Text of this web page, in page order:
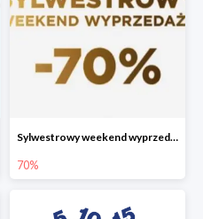
Sylwestrowy weekend wyprzedaży do -70%
70%